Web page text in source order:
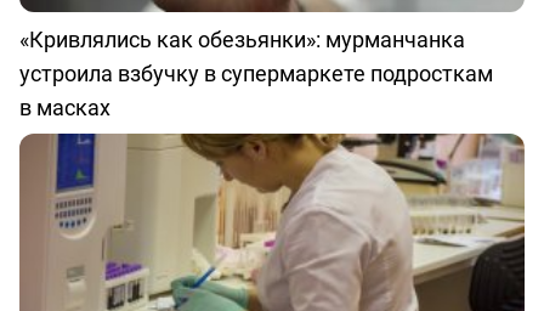
«Кривлялись как обезьянки»: мурманчанка
устроила взбучку в супермаркете подросткам
в масках